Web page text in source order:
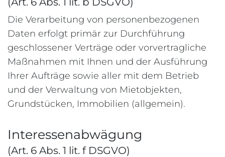
Die Verarbeitung von personenbezogenen
Daten erfolgt primär zur Durchführung
geschlossener Verträge oder vorvertragliche
Maßnahmen mit Ihnen und der Ausführung
Ihrer Aufträge sowie aller mit dem Betrieb
und der Verwaltung von Mietobjekten,
Grundstücken, Immobilien (allgemein).
Interessenabwägung
(Art. 6 Abs. 1 lit. f DSGVO)